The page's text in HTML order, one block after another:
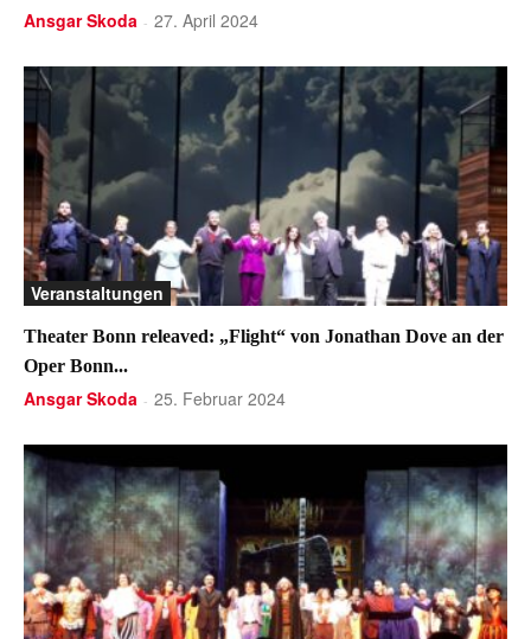
Ansgar Skoda - 27. April 2024
Veranstaltungen
Theater Bonn releaved: „Flight“ von Jonathan Dove an der
Oper Bonn...
Ansgar Skoda - 25. Februar 2024